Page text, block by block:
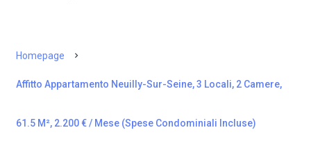
Homepage
Affitto Appartamento Neuilly-Sur-Seine, 3 Locali, 2 Camere,
61.5 M², 2.200 € / Mese (Spese Condominiali Incluse)